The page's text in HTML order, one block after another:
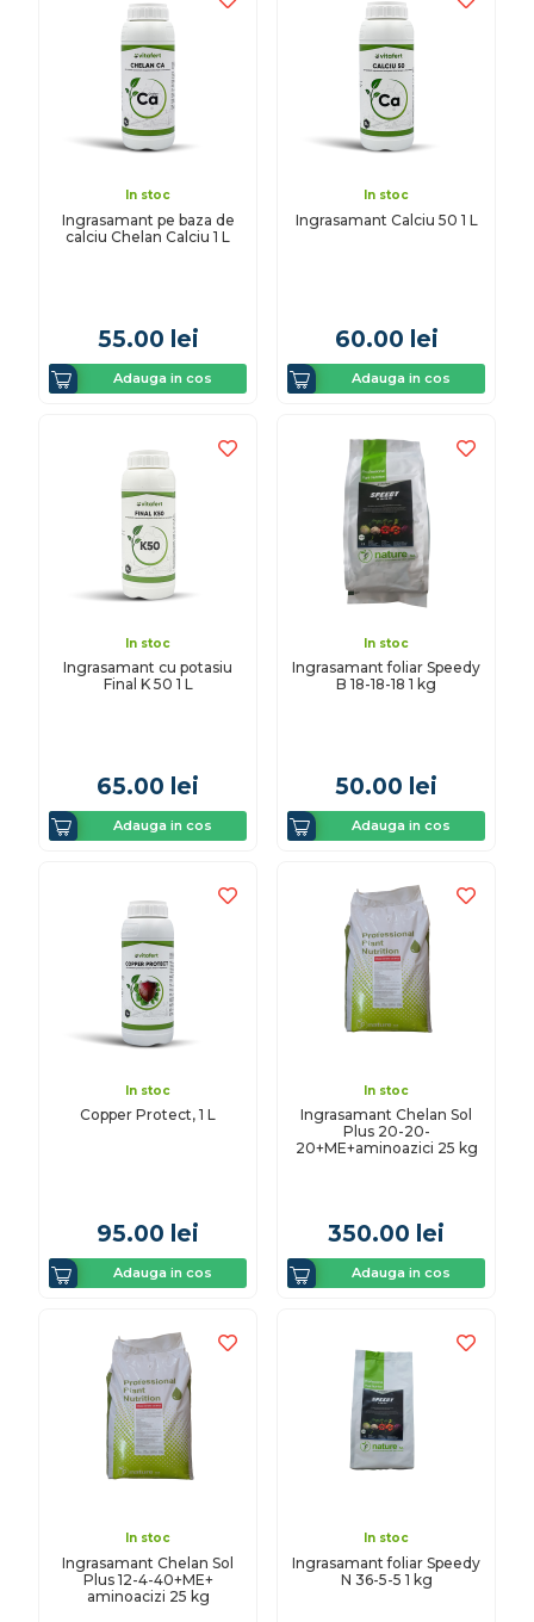
In stoc
Ingrasamant pe baza de
calciu Chelan Calciu 1 L
55.00 lei
Adauga in cos
In stoc
Ingrasamant Calciu 50 1 L
60.00 lei
Adauga in cos
In stoc
Ingrasamant cu potasiu
Final K 50 1 L
65.00 lei
Adauga in cos
In stoc
Ingrasamant foliar Speedy
B 18-18-18 1 kg
50.00 lei
Adauga in cos
In stoc
Copper Protect, 1 L
95.00 lei
Adauga in cos
In stoc
Ingrasamant Chelan Sol
Plus 20-20-
20+ME+aminoazici 25 kg
350.00 lei
Adauga in cos
In stoc
Ingrasamant Chelan Sol
Plus 12-4-40+ME+
aminoacizi 25 kg
In stoc
Ingrasamant foliar Speedy
N 36-5-5 1 kg